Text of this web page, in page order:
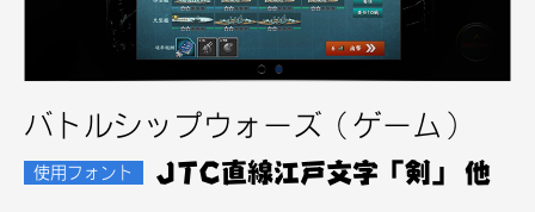
バトルシップウォーズ（ゲーム）
使用フォント JTC直線江戸文字「剣」 他